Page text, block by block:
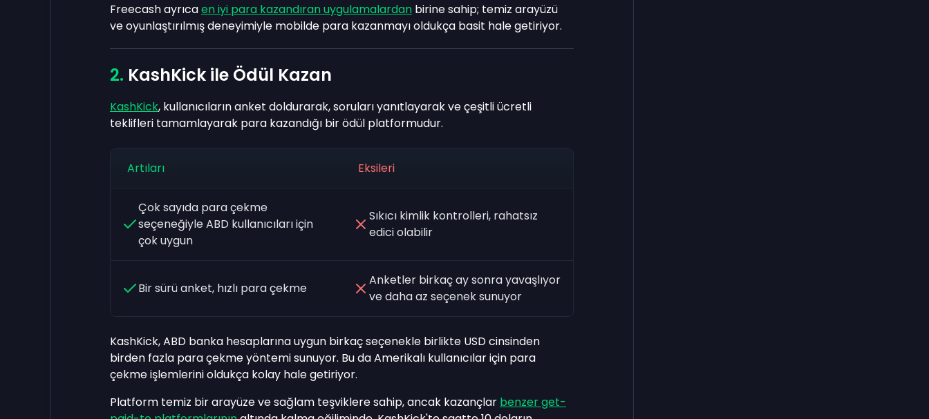
Freecash ayrıcaen iyi para kazandıran uygulamalardan birine sahip; temiz arayüzü
ve oyunlaştırılmış deneyimiyle mobilde para kazanmayı oldukça basit hale getiriyor.
KashKick ile Ödül Kazan
KashKick, kullanıcıların anket doldurarak, soruları yanıtlayarak ve çeşitli ücretli
teklifleri tamamlayarak para kazandığı bir ödül platformudur.
Artıları Eksileri
Çok sayıda para çekme
seçeneğiyle ABD kullanıcıları için
çok uygun
Sıkıcı kimlik kontrolleri, rahatsız
edici olabilir
Bir sürü anket, hızlı para çekme
Anketler birkaç ay sonra yavaşlıyor
ve daha az seçenek sunuyor
KashKick, ABD banka hesaplarına uygun birkaç seçenekle birlikte USD cinsinden
birden fazla para çekme yöntemi sunuyor. Bu da Amerikalı kullanıcılar için para
çekme işlemlerini oldukça kolay hale getiriyor.
Platform temiz bir arayüze ve sağlam teşviklere sahip, ancak kazançlar benzer get-